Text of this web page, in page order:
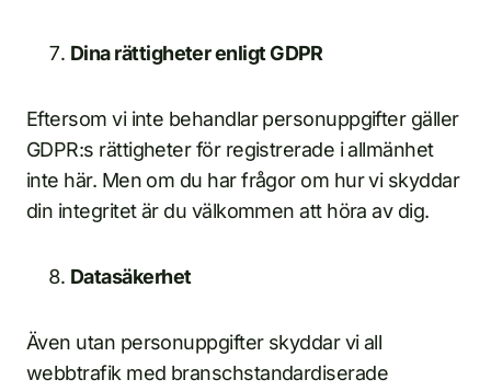
Dina rättigheter enligt GDPR
Eftersom vi inte behandlar personuppgifter gäller
GDPR:s rättigheter för registrerade i allmänhet
inte här. Men om du har frågor om hur vi skyddar
din integritet är du välkommen att höra av dig.
Datasäkerhet
Även utan personuppgifter skyddar vi all
webbtrafik med branschstandardiserade